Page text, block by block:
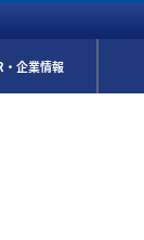
・企業情報